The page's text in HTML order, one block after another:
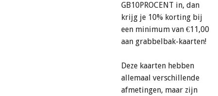
GB10PROCENT in, dan
krijg je 10% korting bij
een minimum van €11,00
aan grabbelbak-kaarten!
Deze kaarten hebben
allemaal verschillende
afmetingen, maar zijn